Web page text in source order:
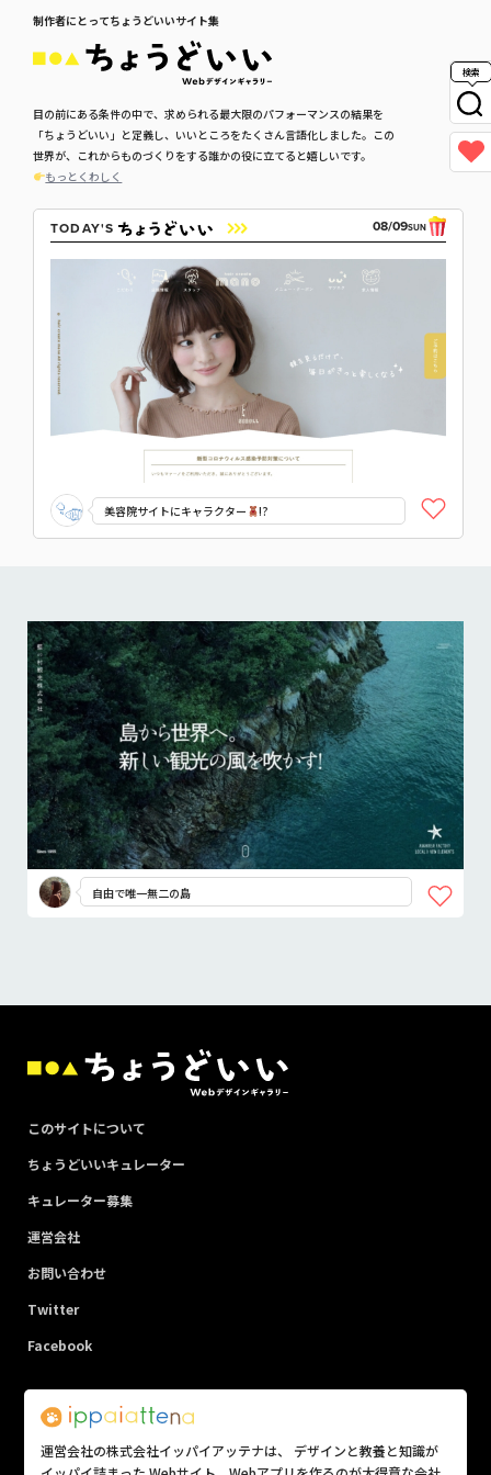
制作者にとってちょうどいいサイト集
目の前にある条件の中で、求められる最大限のパフォーマンスの結果を
「ちょうどいい」と定義し、いいところをたくさん言語化しました。この
世界が、これからものづくりをする誰かの役に立てると嬉しいです。
もっとくわしく
TODAY'S 08/09SUN
美容院サイトにキャラクター !?
検索
自由で唯一無二の島
このサイトについて
ちょうどいいキュレーター
キュレーター募集
運営会社
お問い合わせ
Twitter
Facebook
運営会社の株式会社イッパイアッテナは、 デザインと教養と知識が